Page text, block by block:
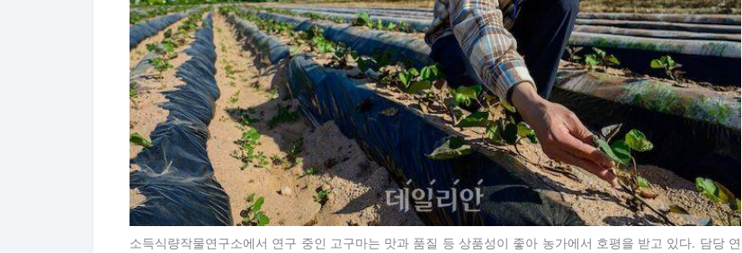
소득식량작물연구소에서 연구 중인 고구마는 맛과 품질 등 상품성이 좋아 농가에서 호평을 받고 있다. 담당 연